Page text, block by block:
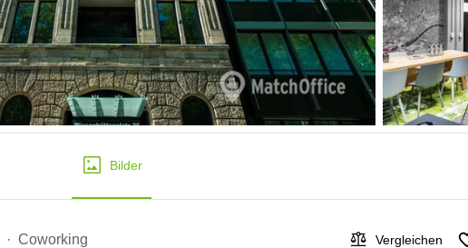
Bilder
Coworking Vergleichen